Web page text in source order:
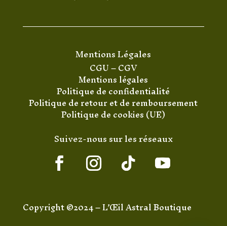
Mentions Légales
CGU–CGV
Mentions légales
Politique de confidentialité
Politique de retour et de remboursement
Politique de cookies (UE)
Suivez-nous sur les réseaux
Copyright ©2024 – L’Œil Astral Boutique